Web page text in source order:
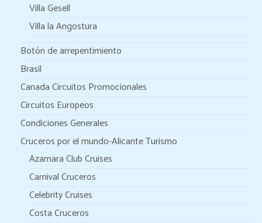
Villa Gesell
Villa la Angostura
Botón de arrepentimiento
Brasil
Canada Circuitos Promocionales
Circuitos Europeos
Condiciones Generales
Cruceros por el mundo-Alicante Turismo
Azamara Club Cruises
Carnival Cruceros
Celebrity Cruises
Costa Cruceros